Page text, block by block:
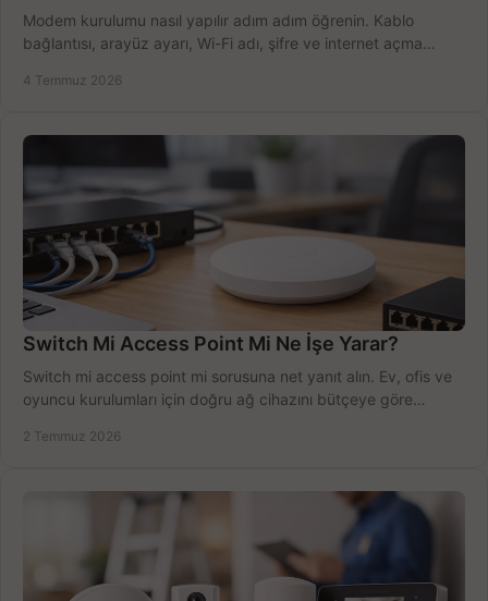
Modem kurulumu nasıl yapılır adım adım öğrenin. Kablo
bağlantısı, arayüz ayarı, Wi-Fi adı, şifre ve internet açma
4 Temmuz 2026
Switch Mi Access Point Mi Ne İşe Yarar?
Switch mi access point mi sorusuna net yanıt alın. Ev, ofis ve
oyuncu kurulumları için doğru ağ cihazını bütçeye göre
2 Temmuz 2026